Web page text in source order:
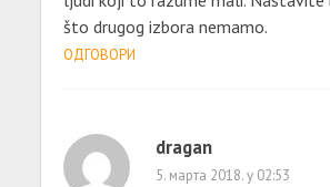
što drugog izbora nemamo.
ОДГОВОРИ
dragan
5. марта 2018. у 02:53